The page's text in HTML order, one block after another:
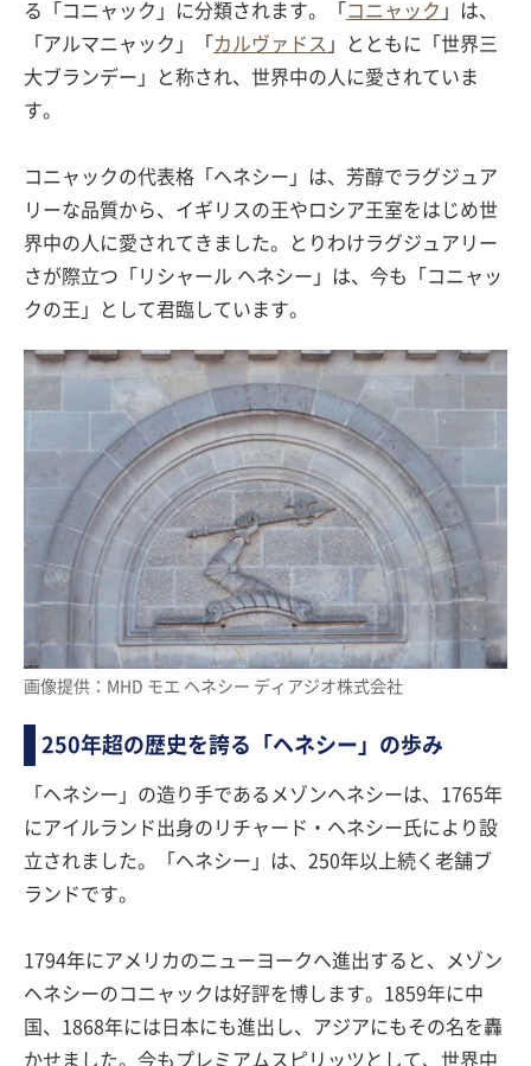
る「コニャック」に分類されます。「 コニャック 」は、
「アルマニャック」「 カルヴァドス 」とともに「世界三
大ブランデー」と称され、世界中の人に愛されていま
す。
コニャックの代表格「ヘネシー」は、芳醇でラグジュア
リーな品質から、イギリスの王やロシア王室をはじめ世
界中の人に愛されてきました。とりわけラグジュアリー
さが際立つ「リシャール ヘネシー」は、今も「コニャッ
クの王」として君臨しています。
画像提供：MHD モエ ヘネシー ディアジオ株式会社
250年超の歴史を誇る「ヘネシー」の歩み
「ヘネシー」の造り手であるメゾンヘネシーは、1765年
にアイルランド出身のリチャード・ヘネシー氏により設
立されました。「ヘネシー」は、250年以上続く老舗ブ
ランドです。
1794年にアメリカのニューヨークへ進出すると、メゾン
ヘネシーのコニャックは好評を博します。1859年に中
国、1868年には日本にも進出し、アジアにもその名を轟
かせました。今もプレミアムスピリッツとして、世界中